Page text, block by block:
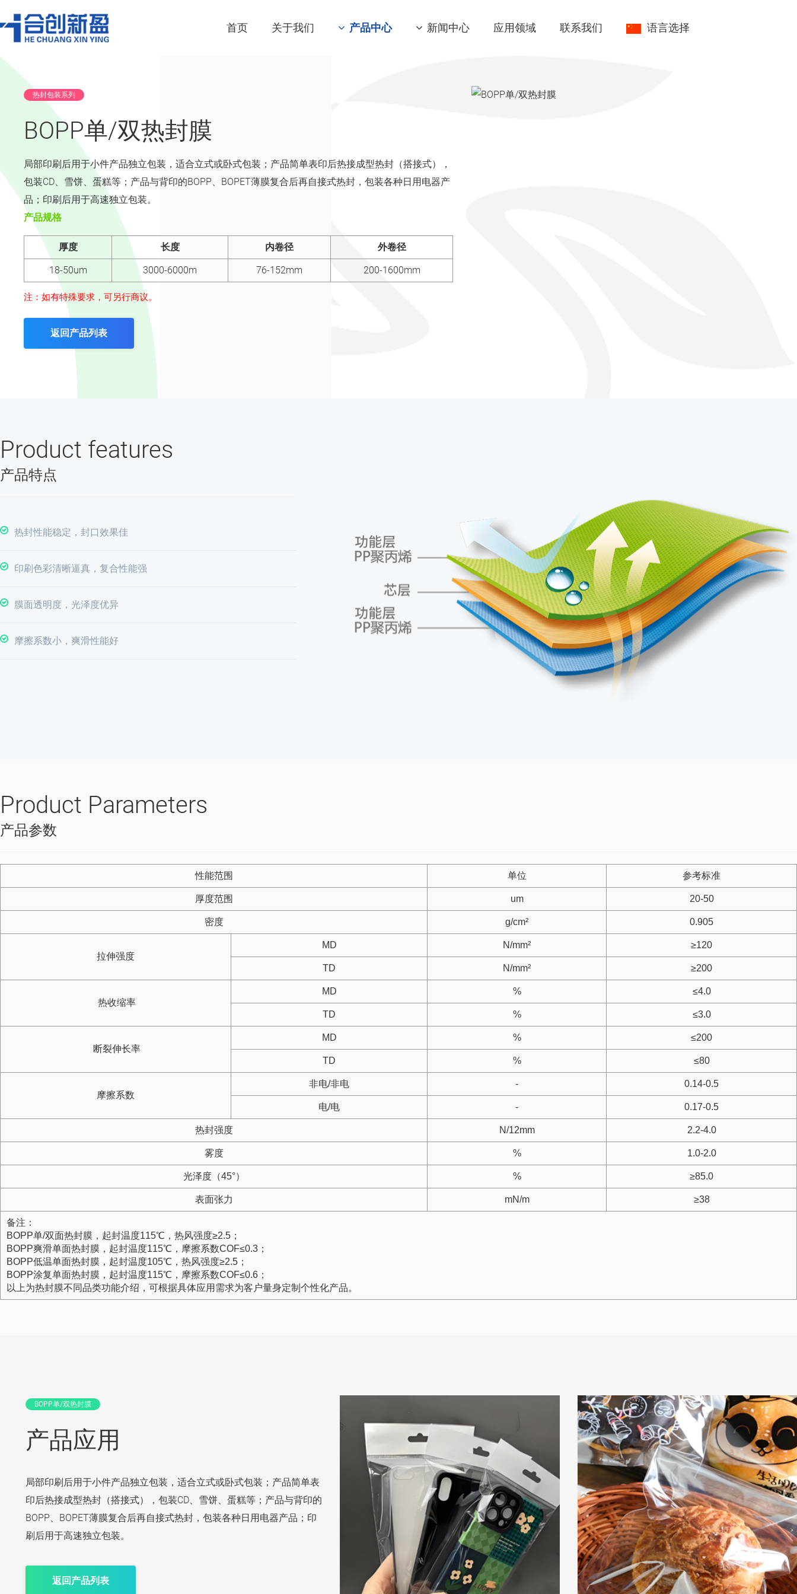
首页 关于我们 产品中心 新闻中心 应用领域 联系我们 语言选择
热封包装系列
BOPP单/双热封膜
局部印刷后用于小件产品独立包装，适合立式或卧式包装；产品简单表印后热接成型热封（搭接式），
包装CD、雪饼、蛋糕等；产品与背印的BOPP、BOPET薄膜复合后再自接式热封，包装各种日用电器产
品；印刷后用于高速独立包装。
产品规格
厚度 长度 内卷径 外卷径
18-50um 3000-6000m 76-152mm 200-1600mm
注：如有特殊要求，可另行商议。
返回产品列表
Product features
产品特点
热封性能稳定，封口效果佳
印刷色彩清晰逼真，复合性能强
膜面透明度，光泽度优异
摩擦系数小，爽滑性能好
Product Parameters
产品参数
性能范围 单位 参考标准
厚度范围 um 20-50
密度 g/cm² 0.905
拉伸强度
MD N/mm² ≥120
TD N/mm² ≥200
热收缩率
MD % ≤4.0
TD % ≤3.0
断裂伸长率
MD % ≤200
TD % ≤80
摩擦系数
非电/非电 - 0.14-0.5
电/电 - 0.17-0.5
热封强度 N/12mm 2.2-4.0
雾度 % 1.0-2.0
光泽度（45°） % ≥85.0
表面张力 mN/m ≥38
备注：
BOPP单/双面热封膜，起封温度115℃，热风强度≥2.5；
BOPP爽滑单面热封膜，起封温度115℃，摩擦系数COF≤0.3；
BOPP低温单面热封膜，起封温度105℃，热风强度≥2.5；
BOPP涂复单面热封膜，起封温度115℃，摩擦系数COF≤0.6；
以上为热封膜不同品类功能介绍，可根据具体应用需求为客户量身定制个性化产品。
BOPP单/双热封膜
产品应用
局部印刷后用于小件产品独立包装，适合立式或卧式包装；产品简单表
印后热接成型热封（搭接式），包装CD、雪饼、蛋糕等；产品与背印的
BOPP、BOPET薄膜复合后再自接式热封，包装各种日用电器产品；印
刷后用于高速独立包装。
返回产品列表